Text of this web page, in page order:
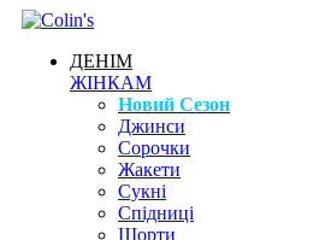
ДЕНІМ
ЖІНКАМ
Новий Сезон
Джинси
Сорочки
Жакети
Сукні
Спідниці
Шорти